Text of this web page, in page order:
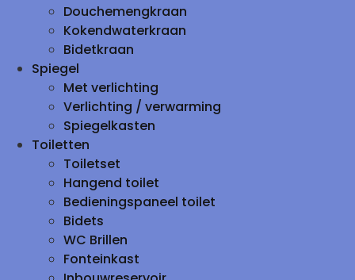
Douchemengkraan
Kokendwaterkraan
Bidetkraan
Spiegel
Met verlichting
Verlichting / verwarming
Spiegelkasten
Toiletten
Toiletset
Hangend toilet
Bedieningspaneel toilet
Bidets
WC Brillen
Fonteinkast